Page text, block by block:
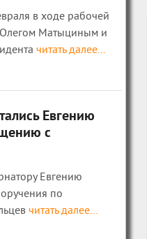
в ходе рабочей
Олегом Матыциным и
читать далее...
Евгению
с
Евгению
по
читать далее...